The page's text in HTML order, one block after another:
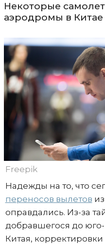
Некоторые
аэродромы в Китае
Freepik
Надежды на то, что
переносов вылетов
оправдались. Из-за
добравшегося до
Китая,